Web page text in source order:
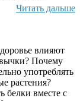
Читать дальше
влияют
Почему
употреблять
растения?
белки вместе с